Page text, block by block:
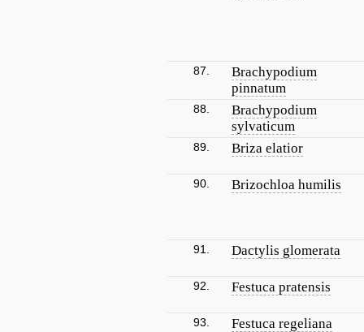
87.
Brachypodium
pinnatum
88.
Brachypodium
sylvaticum
89. Briza elatior
90. Brizochloa humilis
91. Dactylis glomerata
92. Festuca pratensis
93. Festuca regeliana